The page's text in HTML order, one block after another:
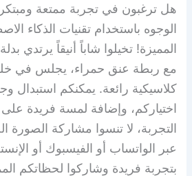
هل ترغبون في تجربة ممتعة
الوجوه باستخدام تقنيات الذكاء
المميزة! تخيلوا شاباً أنيقاً يرتدي
مع ربطة عنق حمراء، يجلس في
كلاسيكية رائعة. يمكنكم استبدال
اختياركم، وإضافة لمسة فريدة على
التجربة، لا تنسوا مشاركة الصورة
عبر الواتساب أو الفيسبوك أو
بتجربة فريدة وشاركوا لحظاتكم